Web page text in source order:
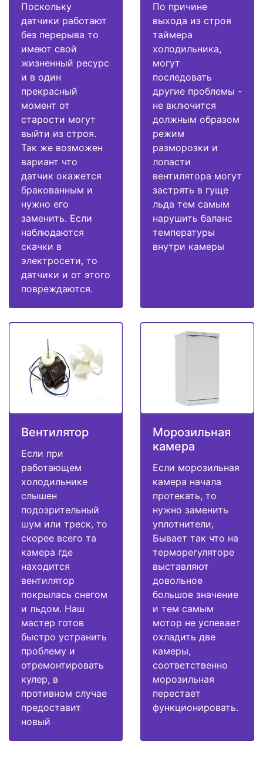
Поскольку
датчики работают
без перерыва то
имеют свой
жизненный ресурс
и в один
прекрасный
момент от
старости могут
выйти из строя.
Так же возможен
вариант что
датчик окажется
бракованным и
нужно его
заменить. Если
наблюдаются
скачки в
электросети, то
датчики и от этого
повреждаются.
По причине
выхода из строя
таймера
холодильника,
могут
последовать
другие проблемы -
не включится
должным образом
режим
разморозки и
лопасти
вентилятора могут
застрять в гуще
льда тем самым
нарушить баланс
температуры
внутри камеры
Вентилятор
Если при
работающем
холодильнике
слышен
подозрительный
шум или треск, то
скорее всего та
камера где
находится
вентилятор
покрылась снегом
и льдом. Наш
мастер готов
быстро устранить
проблему и
отремонтировать
кулер, в
противном случае
предоставит
новый
Морозильная
камера
Если морозильная
камера начала
протекать, то
нужно заменить
уплотнители,
Бывает так что на
терморегуляторе
выставляют
довольное
большое значение
и тем самым
мотор не успевает
охладить две
камеры,
соответственно
морозильная
перестает
функционировать.